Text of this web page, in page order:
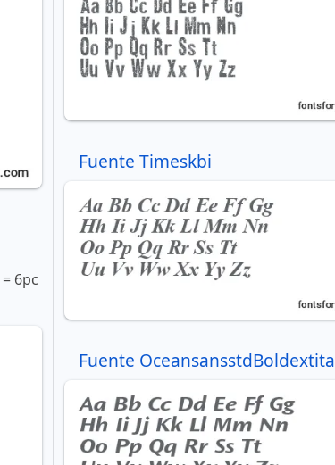
6pc
Fuente Timeskbi
Fuente OceansansstdBoldextita